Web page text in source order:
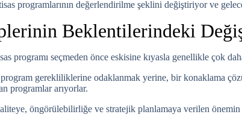
programlarının değerlendirilme şeklini değiştiriyor ve
Beklentilerindeki
programı seçmeden önce eskisine kıyasla genellikle çok
gerekliliklerine odaklanmak yerine, bir konaklama
programlar arıyorlar.
öngörülebilirliğe ve stratejik planlamaya verilen önemin